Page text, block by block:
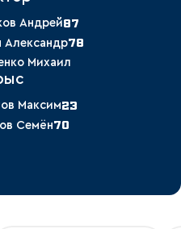
Андрей87
Александр78
Михаил
Максим23
Семён70